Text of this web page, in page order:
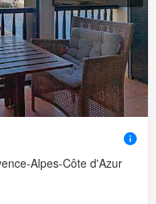
Alpes-Côte d'Azur